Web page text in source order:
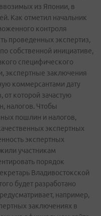
из Японии, в
Как отметил начальник
контроля
проведенных экспертиз,
собственной инициативе,
специфического
экспертные заключения
коммерсантами дату
от которой зачастую
налогов. Чтобы
пошлин и налогов,
экспертных
экспертных
участникам
порядок
Владивостокской
будет разработано
например,
заключениях в